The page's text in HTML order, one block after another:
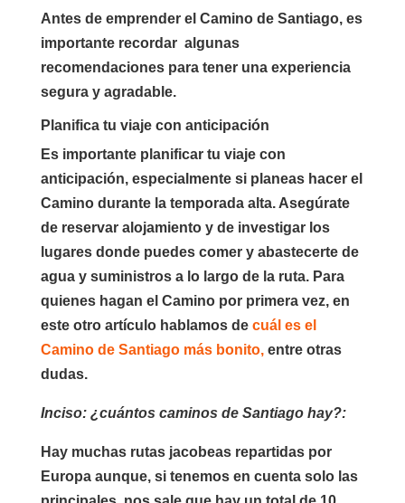
Antes de emprender el Camino de Santiago, es
importante recordar algunas
recomendaciones para tener una experiencia
segura y agradable.
Planifica tu viaje con anticipación
Es importante planificar tu viaje con
anticipación, especialmente si planeas hacer el
Camino durante la temporada alta. Asegúrate
de reservar alojamiento y de investigar los
lugares donde puedes comer y abastecerte de
agua y suministros a lo largo de la ruta. Para
quienes hagan el Camino por primera vez, en
este otro artículo hablamos de cuál es el
Camino de Santiago más bonito,entre otras
dudas.
Inciso: ¿cuántos caminos de Santiago hay?:
Hay muchas rutas jacobeas repartidas por
Europa aunque, si tenemos en cuenta solo las